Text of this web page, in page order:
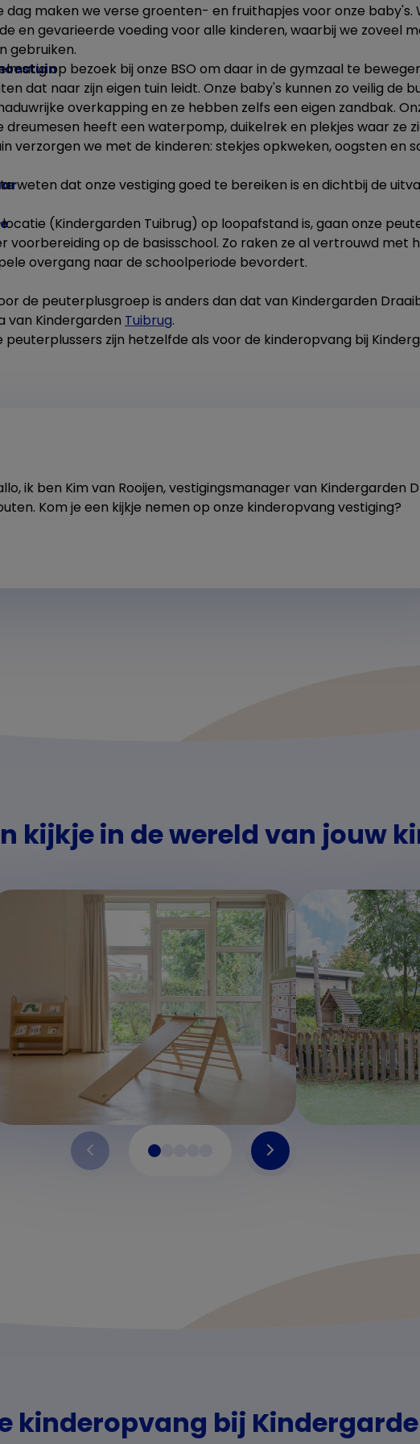
dag maken we verse groenten- en fruithapjes voor onze baby's.
en gevarieerde voeding voor alle kinderen, waarbij we zoveel
gebruiken.
op bezoek bij onze BSO om daar in de gymzaal te
dat naar zijn eigen tuin leidt. Onze baby's kunnen zo veilig de
overkapping en ze hebben zelfs een eigen zandbak.
dreumesen heeft een waterpomp, duikelrek en plekjes waar ze
verzorgen we met de kinderen: stekjes opkweken, oogsten en
weten dat onze vestiging goed te bereiken is en dichtbij de
(Kindergarden Tuibrug) op loopafstand is, gaan onze
voorbereiding op de basisschool. Zo raken ze al vertrouwd met
overgang naar de schoolperiode bevordert.
de peuterplusgroep is anders dan dat van Kindergarden
van Kindergarden Tuibrug.
zijn hetzelfde als voor de kinderopvang bij
ik ben Kim van Rooijen, vestigingsmanager van Kindergarden
Kom je een kijkje nemen op onze kinderopvang vestiging?
kijkje in de wereld van jouw
kinderopvang bij